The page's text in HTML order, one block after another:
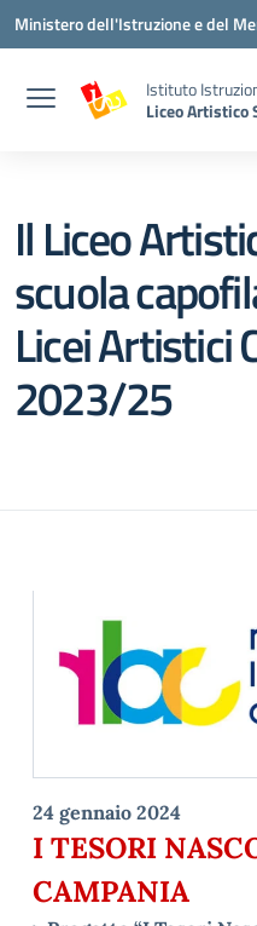
Vai ai contenuti
Vai al menu di navigazione
Vai al footer
Ministero dell'Istruzione e del
Istituto
Liceo Artistico
Il Liceo
scuola
Licei Artistici
2023/25
24 gennaio 2024
I TESORI
CAMPANIA